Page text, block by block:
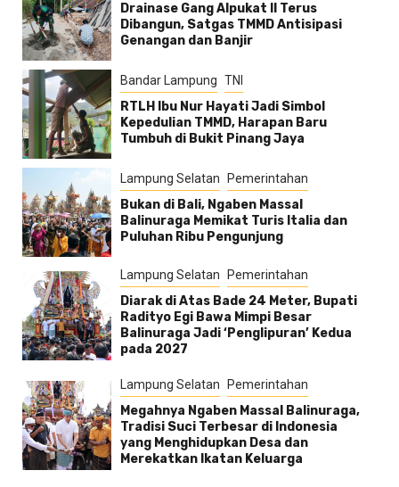
Drainase Gang Alpukat II Terus
Dibangun, Satgas TMMD Antisipasi
Genangan dan Banjir
Bandar Lampung TNI
RTLH Ibu Nur Hayati Jadi Simbol
Kepedulian TMMD, Harapan Baru
Tumbuh di Bukit Pinang Jaya
Lampung Selatan Pemerintahan
Bukan di Bali, Ngaben Massal
Balinuraga Memikat Turis Italia dan
Puluhan Ribu Pengunjung
Lampung Selatan Pemerintahan
Diarak di Atas Bade 24 Meter, Bupati
Radityo Egi Bawa Mimpi Besar
Balinuraga Jadi ‘Penglipuran’ Kedua
pada 2027
Lampung Selatan Pemerintahan
Megahnya Ngaben Massal Balinuraga,
Tradisi Suci Terbesar di Indonesia
yang Menghidupkan Desa dan
Merekatkan Ikatan Keluarga